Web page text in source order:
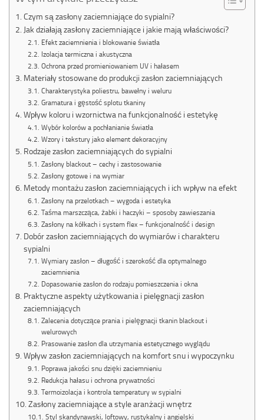
Czym są zasłony zaciemniające do sypialni?
Jak działają zasłony zaciemniające i jakie mają właściwości?
Efekt zaciemnienia i blokowanie światła
Izolacja termiczna i akustyczna
Ochrona przed promieniowaniem UV i hałasem
Materiały stosowane do produkcji zasłon zaciemniających
Charakterystyka poliestru, bawełny i weluru
Gramatura i gęstość splotu tkaniny
Wpływ koloru i wzornictwa na funkcjonalność i estetykę
Wybór kolorów a pochłanianie światła
Wzory i tekstury jako element dekoracyjny
Rodzaje zasłon zaciemniających do sypialni
Zasłony blackout – cechy i zastosowanie
Zasłony gotowe i na wymiar
Metody montażu zasłon zaciemniających i ich wpływ na efekt
Zasłony na przelotkach – wygoda i estetyka
Taśma marszcząca, żabki i haczyki – sposoby zawieszania
Zasłony na kółkach i system flex – funkcjonalność i design
Dobór zasłon zaciemniających do wymiarów i charakteru
sypialni
Wymiary zasłon – długość i szerokość dla optymalnego
zaciemnienia
Dopasowanie zasłon do rodzaju pomieszczenia i okna
Praktyczne aspekty użytkowania i pielęgnacji zasłon
zaciemniających
Zalecenia dotyczące prania i pielęgnacji tkanin blackout i
welurowych
Prasowanie zasłon dla utrzymania estetycznego wyglądu
Wpływ zasłon zaciemniających na komfort snu i wypoczynku
Poprawa jakości snu dzięki zaciemnieniu
Redukcja hałasu i ochrona prywatności
Termoizolacja i kontrola temperatury w sypialni
Zasłony zaciemniające a style aranżacji wnętrz
Styl skandynawski, loftowy, rustykalny i angielski